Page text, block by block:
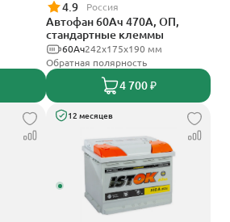
4.9 Россия
Автофан 60Ач 470А, ОП,
стандартные клеммы
242х175х190 мм
60Ач
Обратная полярность
4 700 ₽
12 месяцев